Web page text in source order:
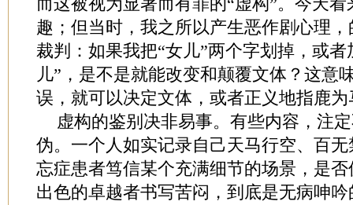
趣；但当时，我之所以产生恶作剧心理
裁判：如果我把“女儿”两个字划掉，或
儿”，是不是就能改变和颠覆文体？这意
误，就可以决定文体，或者正义地指鹿为
虚构的鉴别决非易事。有些内容，注
伪。一个人如实记录自己天马行空、百
忘症患者笃信某个充满细节的场景，是
出色的卓越者书写苦闷，到底是无病呻